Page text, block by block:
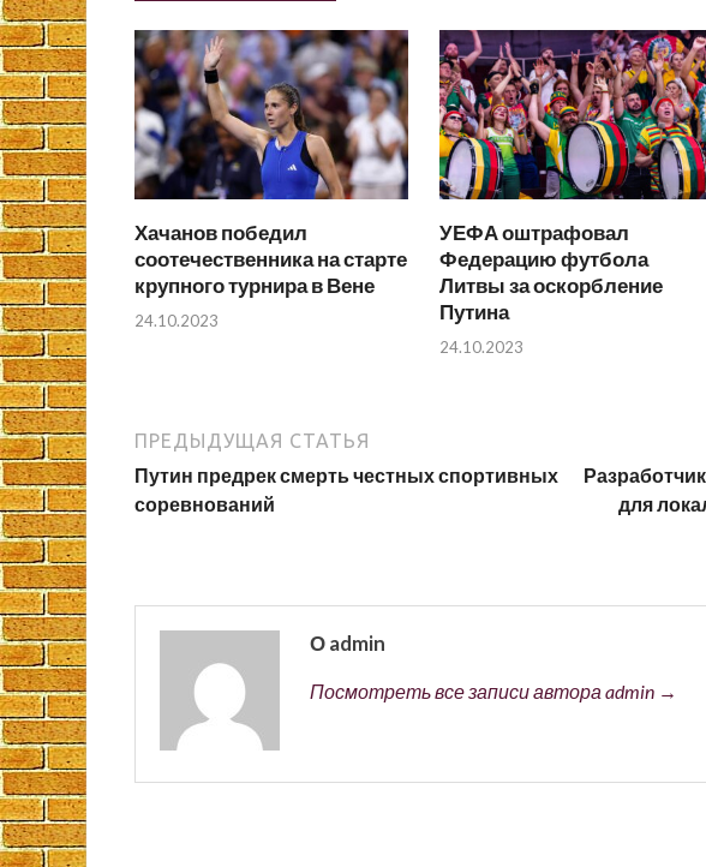
Хачанов победил
соотечественника на старте
крупного турнира в Вене
24.10.2023
УЕФА оштрафовал
Федерацию футбола
Литвы за оскорбление
Путина
24.10.2023
ПРЕДЫДУЩАЯ СТАТЬЯ
Путин предрек смерть честных спортивных
соревнований
для
О admin
Посмотреть все записи автора admin →